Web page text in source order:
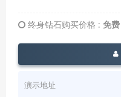
终身钻石购买价格 : 免费
演示地址